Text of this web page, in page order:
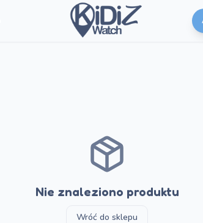
Nie znaleziono produktu
Wróć do sklepu